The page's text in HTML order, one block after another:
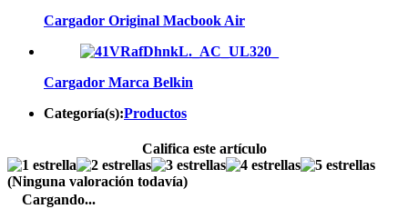
Cargador Original Macbook Air
Cargador Marca Belkin
Categoría(s):Productos
Califica este artículo
(Ninguna valoración todavía)
Cargando...